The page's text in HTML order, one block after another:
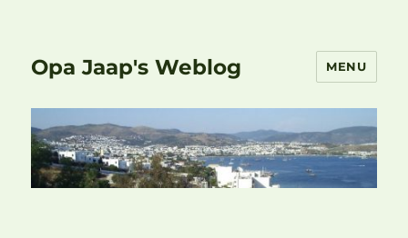
Opa Jaap's Weblog MENU